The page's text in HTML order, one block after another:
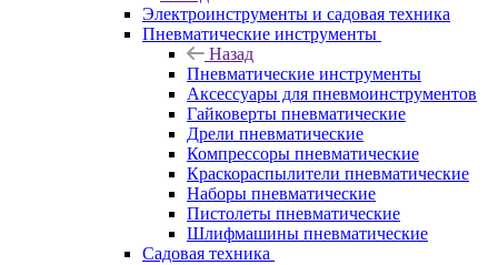
Электроинструменты и садовая техника
Пневматические инструменты
Назад
Пневматические инструменты
Аксессуары для пневмоинструментов
Гайковерты пневматические
Дрели пневматические
Компрессоры пневматические
Краскораспылители пневматические
Наборы пневматические
Пистолеты пневматические
Шлифмашины пневматические
Садовая техника